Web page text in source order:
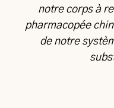
notre corps à
pharmacopée
de notre